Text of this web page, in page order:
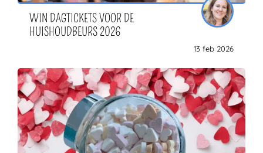
WIN DAGTICKETS VOOR DE
HUISHOUDBEURS 2026
13 feb 2026